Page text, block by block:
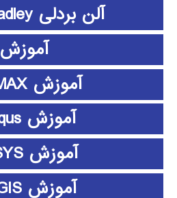
آلن بردلی Allen bradley
آموزش
آموزش 3D MAX
آموزش abaqus
آموزش ANSYS
آموزش ArcGIS